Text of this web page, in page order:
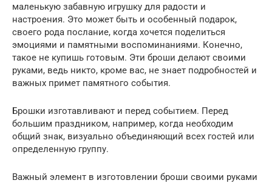
маленькую забавную игрушку для радости и
настроения. Это может быть и особенный подарок,
своего рода послание, когда хочется поделиться
эмоциями и памятными воспоминаниями. Конечно,
такое не купишь готовым. Эти броши делают своими
руками, ведь никто, кроме вас, не знает подробностей и
важных примет памятного события.
Брошки изготавливают и перед событием. Перед
большим праздником, например, когда необходим
общий знак, визуально объединяющий всех гостей или
определенную группу.
Важный элемент в изготовлении броши своими руками